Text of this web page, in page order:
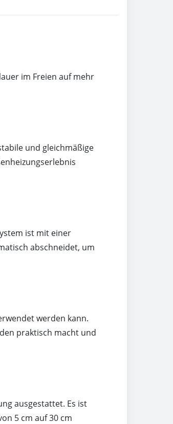
im Freien auf mehr
und gleichmäßige
ist mit einer
abschneidet, um
werden kann.
praktisch macht und
ausgestattet. Es ist
5 cm auf 30 cm